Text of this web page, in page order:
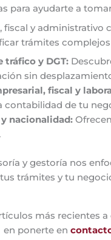
para ayudarte a
fiscal y administrativo
trámites
tráfico y DGT:
sin
fiscal y
contabilidad de tu
nacionalidad:
y gestoría nos
trámites y tu
más recientes
en ponerte en